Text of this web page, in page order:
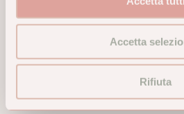
Accetta
Rifiuta
biologia
- gestione dello stress cronico con rimedi
La consulenza naturopatica è il primo
più approfondito, costruito sulla persona
standard.